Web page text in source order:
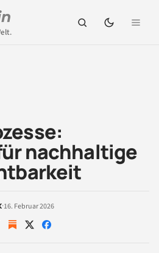
nachhaltige
·16. Februar 2026
Auf Auf